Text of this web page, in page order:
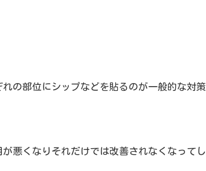
の部位にシップなどを貼るのが一般的な対策
悪くなりそれだけでは改善されなくなってし